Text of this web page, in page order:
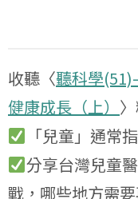
收聽〈聽科學
健康成長（上）
「兒童」通常
分享台灣兒童
戰，哪些地方需